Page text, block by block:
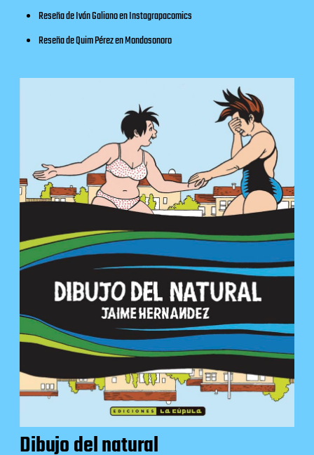
Reseña de Iván Galiano enInstagrapacomics
Reseña de Quim Pérez enMondosonoro
Dibujo del natural